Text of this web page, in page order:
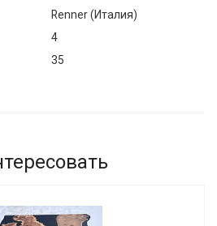
Renner (Италия)
4
35